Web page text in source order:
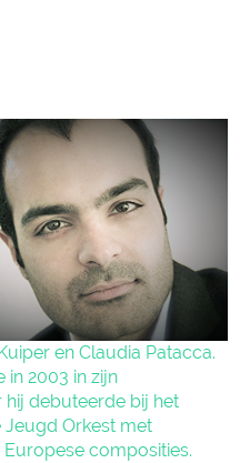
en Claudia Patacca.
in 2003 in zijn
debuteerde bij het
Jeugd Orkest met
composities.